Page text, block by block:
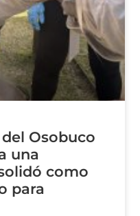
Osobuco
una
como
para